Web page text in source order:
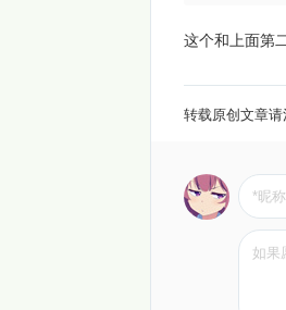
这个和上面第
转载原创文章请